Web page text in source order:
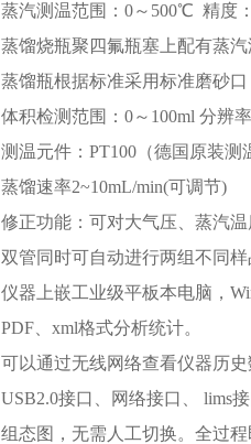
蒸汽测温范围：0～500℃ 精度
蒸馏烧瓶聚四氟瓶塞上配有蒸
蒸馏瓶根据标准采用标准磨砂
体积检测范围：0～100ml 分辨
测温元件：PT100（德国原装测
蒸馏速率2~10mL/min(可调节)
修正功能：可对大气压、蒸汽
双管同时可自动进行两组不同
仪器上嵌工业级平板本电脑，
PDF、xml格式分析统计。
可以通过无线网络查看仪器历史
USB2.0接口、网络接口、 lims
组态图，无需人工切换。全过